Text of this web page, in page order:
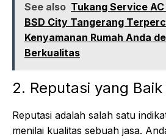
See also Tukang Service
BSD City Tangerang
Kenyamanan Rumah Anda
Berkualitas
2. Reputasi yang Baik
Reputasi adalah salah satu
menilai kualitas sebuah jasa.